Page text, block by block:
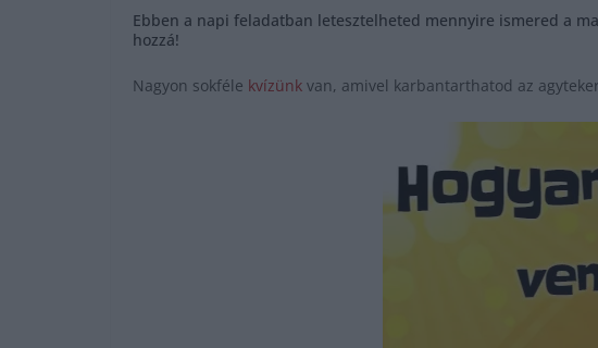
Ebben a napi feladatban letesztelheted mennyire ismered a
hozzá!
Nagyon sokféle kvízünk van, amivel karbantarthatod az